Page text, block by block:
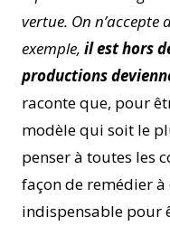
vertue. On
exemple, il est hors
productions
raconte que, pour
modèle qui soit le
penser à toutes les
façon de remédier à
indispensable pour